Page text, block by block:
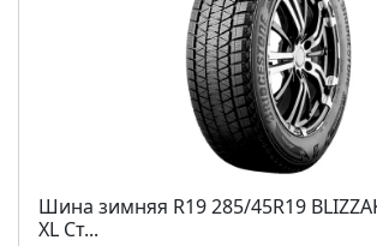
Шина зимняя R19 285/45R19
XL Ст...